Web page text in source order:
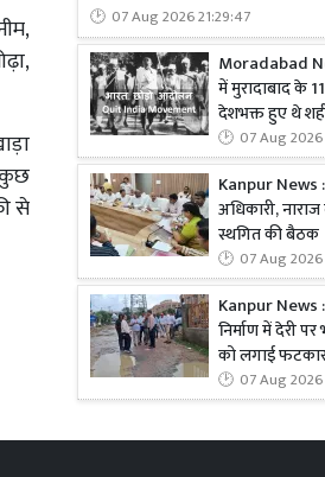
कुछ
से
07 Aug 2026 21:29:47
Moradabad
में मुरादाबाद के
देशभक्त हुए थे
07 Aug 2026
Kanpur News
अधिकारी, नाराज
स्थगित की बैठक
07 Aug 2026
Kanpur News
निर्माण में देरी
को लगाई
07 Aug 2026